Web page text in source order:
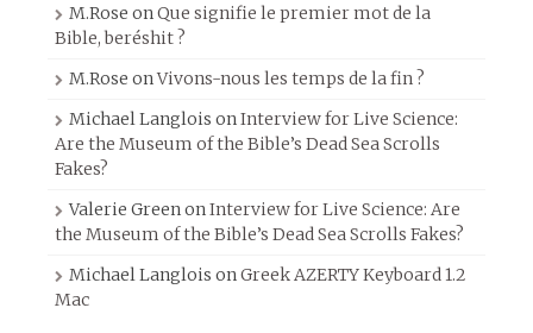
M.Rose onQue signifie le premier mot de la
Bible, beréshit ?
M.Rose onVivons-nous les temps de la fin ?
Michael Langlois onInterview for Live Science:
Are the Museum of the Bible’s Dead Sea Scrolls
Fakes?
Valerie GreenonInterview for Live Science: Are
the Museum of the Bible’s Dead Sea Scrolls Fakes?
Michael Langlois onGreek AZERTY Keyboard 1.2
Mac